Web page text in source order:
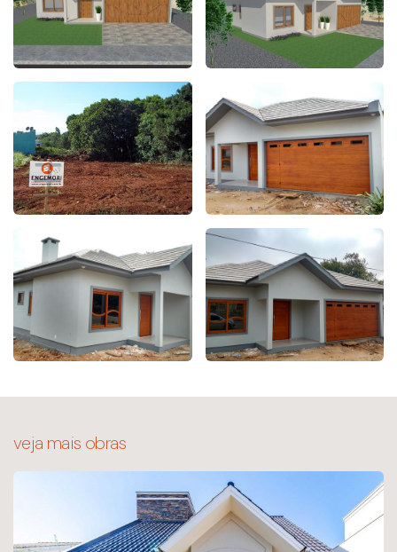
veja mais obras